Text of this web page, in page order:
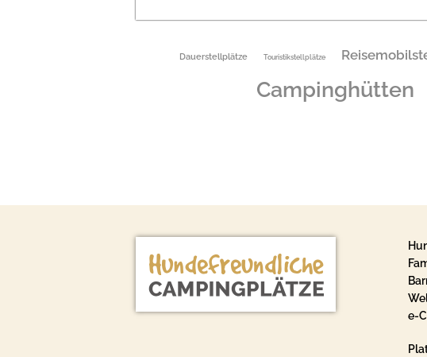
Dauerstellplätze Touristikstellplätze
Campinghütten
e-